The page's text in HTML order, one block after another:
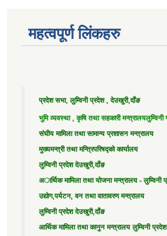
महत्वपूर्ण लिंकहरु
प्रदेश सभा, लुम्विनी प्रदेश , देउखुरी,दाँङ
भुमि व्यवस्था , कृषि तथा सहकारी मन्त्रालय
संघीय मामिला तथा सामान्य प्रशासन मन्त्रालय
मुख्यमन्त्री तथा मन्त्रिपरिषद्को कार्यालय
लुम्विनी प्रदेश देउखुरी,दाँङ
अार्थिक मामिला तथा योजना मन्त्रालय - लुम्विनी
उद्याेग,पर्यटन, वन तथा वातावरण मन्त्रालय
लुम्विनी प्रदेश देउखुरी,दाँङ
आर्थिक मामिला तथा कानुन मन्त्रालय लुम्विनी